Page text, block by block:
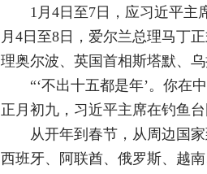
1月4日至7日，应习近平主
月4日至8日，爱尔兰总理马丁
理奥尔波、英国首相斯塔默、
“‘不出十五都是年’。你在
正月初九，习近平主席在钓鱼
从开年到春节，从周边国
西班牙、阿联酋、俄罗斯、越